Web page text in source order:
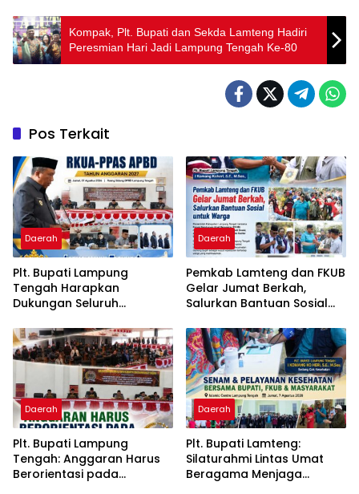
Kompak, Plt. Bupati dan Sekda Lamteng Hadiri
Peresmian Hari Jadi Lampung Tengah Ke-80
Pos Terkait
Daerah
Plt. Bupati Lampung
Tengah Harapkan
Dukungan Seluruh
RKUA-PPAS APBD Tahun
2027
Daerah
Pemkab Lamteng dan FKUB
Gelar Jumat Berkah,
Salurkan Bantuan Sosial
Daerah
Plt. Bupati Lampung
Tengah: Anggaran Harus
Berorientasi pada
Daerah
Plt. Bupati Lamteng:
Silaturahmi Lintas Umat
Beragama Menjaga